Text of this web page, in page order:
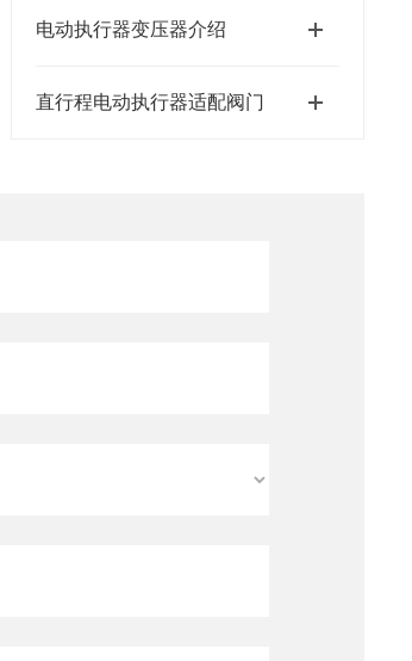
电动执行器变压器介绍
直行程电动执行器适配阀门